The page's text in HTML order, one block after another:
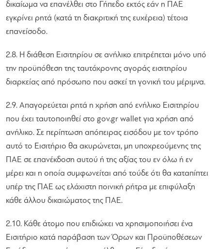
δικαίωμα να επανέλθει στο Γήπεδο εκτός εάν η ΠΑΕ
εγκρίνει ρητά (κατά τη διακριτική της ευχέρεια) τέτοια
επανείσοδο.
2.8. Η διάθεση Εισιτηρίου σε ανήλικο επιτρέπεται μόνο υπό
την προϋπόθεση της ταυτόχρονης αγοράς εισιτηρίου
διαρκείας από πρόσωπο που ασκεί τη γονική του μέριμνα.
2.9. Απαγορεύεται ρητά η χρήση από ενήλικο Εισιτηρίου
που έχει ταυτοποιηθεί στο gov.gr wallet για χρήση από
ανήλικο. Σε περίπτωση απόπειρας εισόδου με τον τρόπο
αυτό το Εισιτήριο θα ακυρώνεται, μη υποχρεούμενης της
ΠΑΕ σε επανέκδοση αυτού ή της αξίας του εν όλω ή εν
μέρει και η οποία συμφωνείται από τούδε ότι θα καταπίπτει
υπέρ της ΠΑΕ ως ελάχιστη ποινική ρήτρα με επιφύλαξη
κάθε άλλου δικαιώματος της ΠΑΕ.
2.10. Κάθε άτομο που επιδιώκει να χρησιμοποιήσει ένα
Εισιτήριο κατά παράβαση των Όρων και Προϋποθέσεων